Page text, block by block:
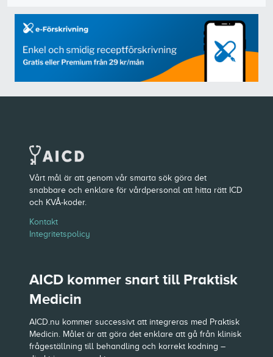
Vårt mål är att genom vår smarta sök göra det
snabbare och enklare för vårdpersonal att hitta rätt ICD
och KVÅ-koder.
Kontakt
Integritetspolicy
AICD kommer snart till Praktisk
Medicin
AICD.nu kommer successivt att integreras med Praktisk
Medicin. Målet är att göra det enklare att gå från klinisk
frågeställning till behandling och korrekt kodning –